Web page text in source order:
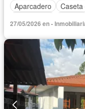
Aparcadero
Caseta
Vista panorámica
27/05/2026 en -